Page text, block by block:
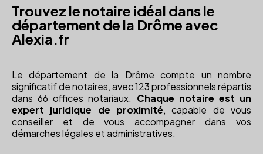
Trouvez le notaire idéal dans le
département de la Drôme avec
Alexia.fr
Le département de la Drôme compte un nombre
significatif de notaires, avec 123 professionnels répartis
dans 66 offices notariaux. Chaque notaire est un
expert juridique de proximité, capable de vous
conseiller et de vous accompagner dans vos
démarches légales et administratives.